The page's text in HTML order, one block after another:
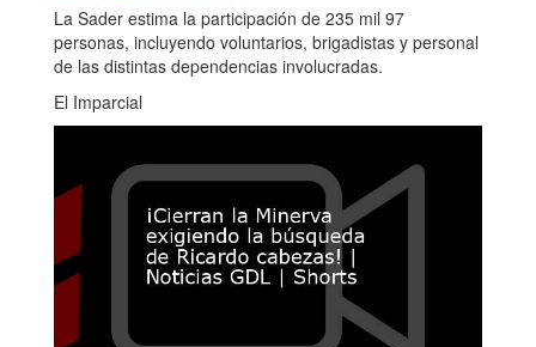
La Sader estima la participación de 235 mil 97
personas, incluyendo voluntarios, brigadistas y personal
de las distintas dependencias involucradas.
El Imparcial